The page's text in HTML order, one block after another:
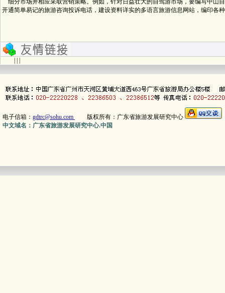
细分市场并相应采取营销策略。例如，针对日益壮大的自驾游市场，要编写中山
开通简单易记的旅游咨询投诉电话，建设资料详实的多语言旅游信息网站，编印各
电子信箱： gdtrc@sohu.com 版权所有：广东省旅游发展研究中心
中文域名：广东省旅游发展研究中心.中国